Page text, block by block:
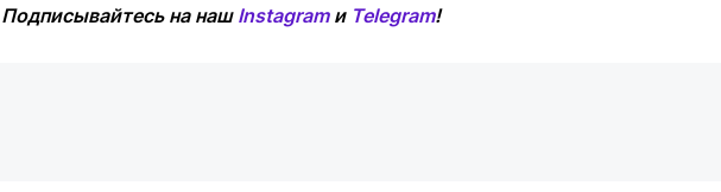
Подписывайтесь на наш Instagramи Telegram!